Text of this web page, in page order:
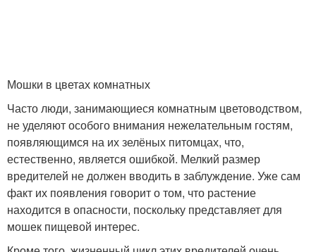
Мошки в цветах комнатных
Часто люди, занимающиеся комнатным цветоводством,
не уделяют особого внимания нежелательным гостям,
появляющимся на их зелёных питомцах, что,
естественно, является ошибкой. Мелкий размер
вредителей не должен вводить в заблуждение. Уже сам
факт их появления говорит о том, что растение
находится в опасности, поскольку представляет для
мошек пищевой интерес.